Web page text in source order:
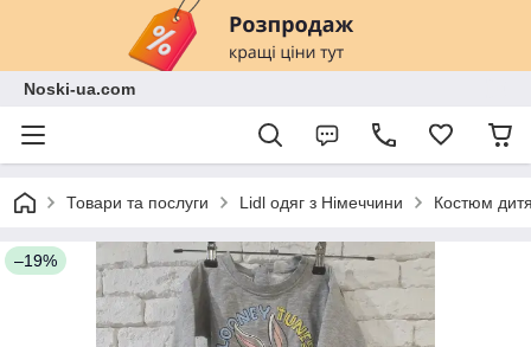
Noski-ua.com
Товари та послуги Lidl одяг з Німеччини Костюм
–19%